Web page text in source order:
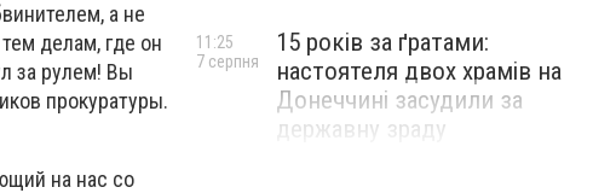
а не
делам, где он
за рулем! Вы
прокуратуры.
на нас со
15 років за ґратами:
настоятеля двох храмів на
Донеччині засудили за
державну зраду
11:25
7 серпня